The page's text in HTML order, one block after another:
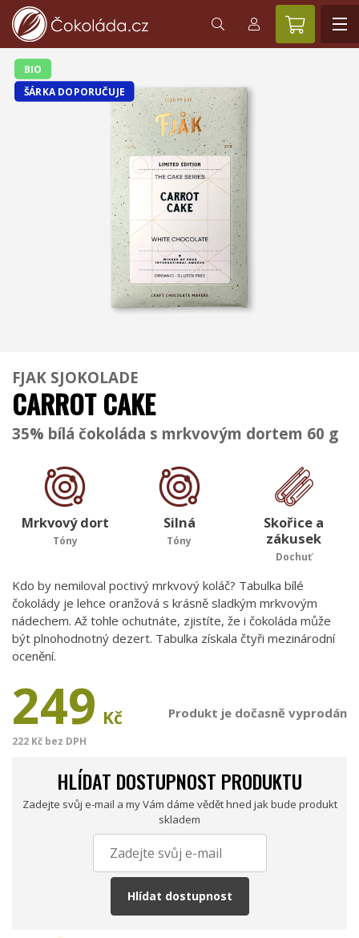
BIO
ŠÁRKA DOPORUČUJE
FJAK SJOKOLADE
CARROT CAKE
35% bílá čokoláda s mrkvovým dortem 60 g
Mrkvový dort
Tóny
Silná
Tóny
Skořice a
zákusek
Dochuť
Kdo by nemiloval poctivý mrkvový koláč? Tabulka bílé
čokolády je lehce oranžová s krásně sladkým mrkvovým
nádechem. Až tohle ochutnáte, zjistíte, že i čokoláda může
být plnohodnotný dezert. Tabulka získala čtyři mezinárodní
ocenění.
249 Kč
222 Kč bez DPH
Produkt je dočasně vyprodán
HLÍDAT DOSTUPNOST PRODUKTU
Zadejte svůj e-mail a my Vám dáme vědět hned jak bude produkt
skladem
Hlídat dostupnost